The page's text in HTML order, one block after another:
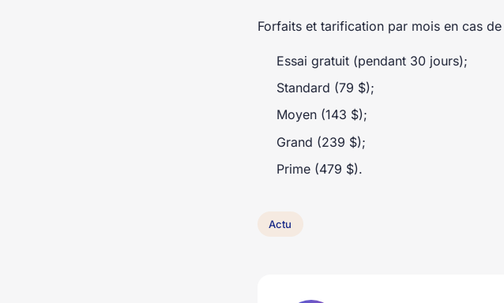
Forfaits et tarification par mois en cas
Essai gratuit (pendant 30 jours);
Standard (79 $);
Moyen (143 $);
Grand (239 $);
Prime (479 $).
Actu